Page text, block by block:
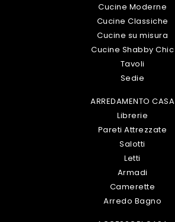
Cucine Moderne
Cucine Classiche
Cucine su misura
Cucine Shabby Chic
Tavoli
Sedie
ARREDAMENTO CASA
Librerie
Pareti Attrezzate
Salotti
Letti
Armadi
Camerette
Arredo Bagno